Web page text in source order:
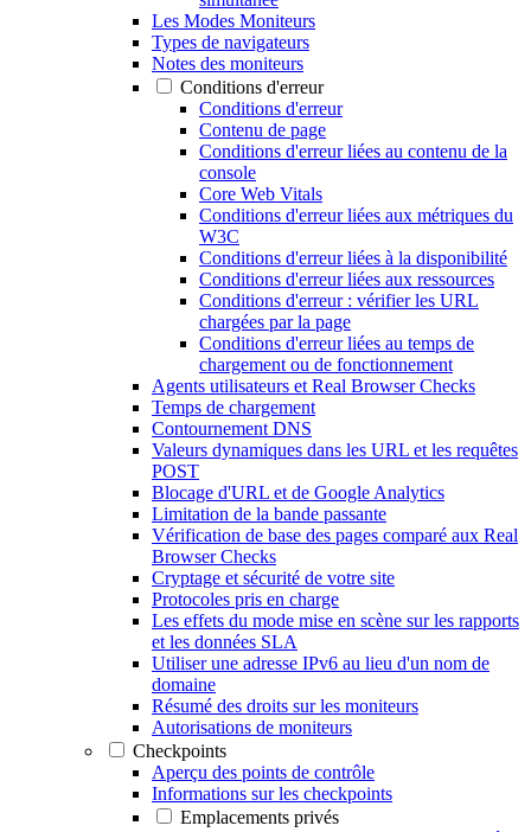
Les Modes Moniteurs
Types de navigateurs
Notes des moniteurs
Conditions d'erreur
Conditions d'erreur
Contenu de page
Conditions d'erreur liées au contenu de la
console
Core Web Vitals
Conditions d'erreur liées aux métriques du
W3C
Conditions d'erreur liées à la disponibilité
Conditions d'erreur liées aux ressources
Conditions d'erreur : vérifier les URL
chargées par la page
Conditions d'erreur liées au temps de
chargement ou de fonctionnement
Agents utilisateurs et Real Browser Checks
Temps de chargement
Contournement DNS
Valeurs dynamiques dans les URL et les requêtes
POST
Blocage d'URL et de Google Analytics
Limitation de la bande passante
Vérification de base des pages comparé aux Real
Browser Checks
Cryptage et sécurité de votre site
Protocoles pris en charge
Les effets du mode mise en scène sur les rapports
et les données SLA
Utiliser une adresse IPv6 au lieu d'un nom de
domaine
Résumé des droits sur les moniteurs
Autorisations de moniteurs
Checkpoints
Aperçu des points de contrôle
Informations sur les checkpoints
Emplacements privés